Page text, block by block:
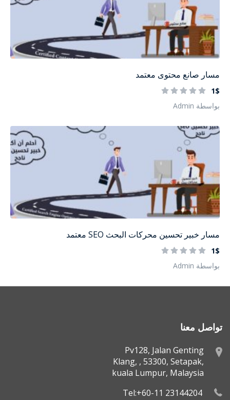
مسار صانع محتوى معتمد
1$
بواسطة Admin
مسار خبير تحسين محركات البحث SEO معتمد
1$
بواسطة Admin
تواصل معنا
Pv128, Jalan Genting
Klang, , 53300, Setapak,
kuala Lumpur, Malaysia
Tel:+60-11 23144204